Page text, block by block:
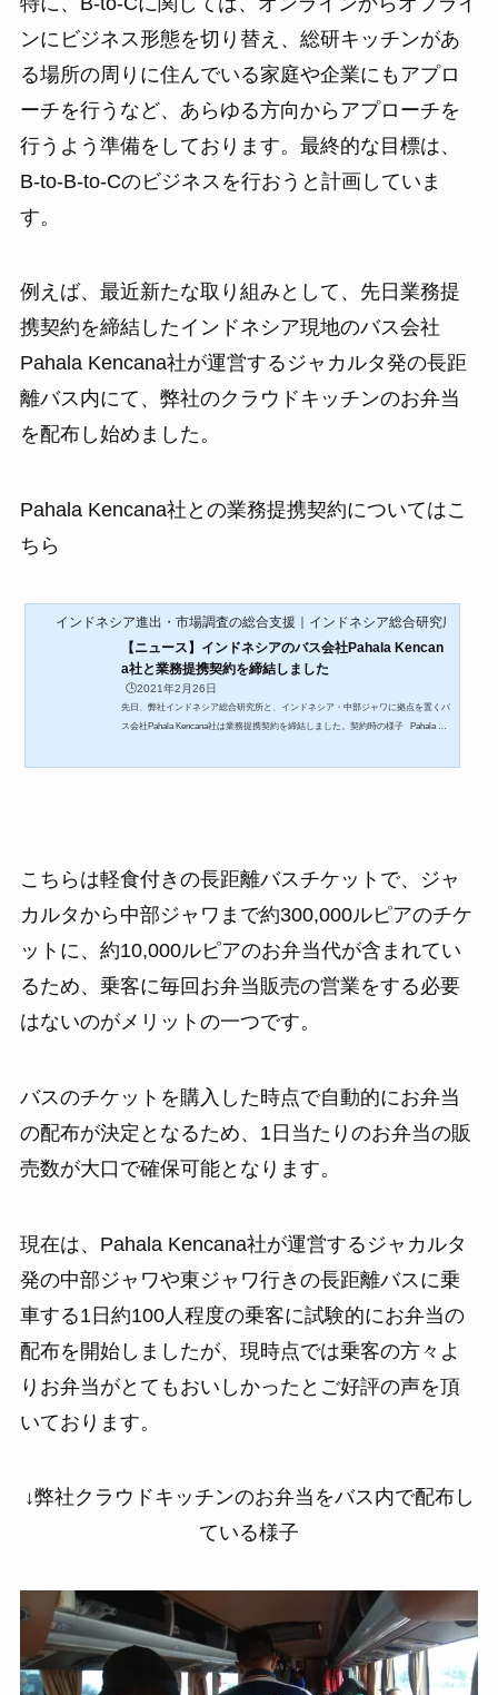
ンにビジネス形態を切り替え、総研キッチンがあ
る場所の周りに住んでいる家庭や企業にもアプロ
ーチを行うなど、あらゆる方向からアプローチを
行うよう準備をしております。最終的な目標は、
B-to-B-to-Cのビジネスを行おうと計画していま
す。
例えば、最近新たな取り組みとして、先日業務提
携契約を締結したインドネシア現地のバス会社
Pahala Kencana社が運営するジャカルタ発の長距
離バス内にて、弊社のクラウドキッチンのお弁当
を配布し始めました。
Pahala Kencana社との業務提携契約についてはこ
ちら
インドネシア進出・市場調査の総合支援｜インドネシア総合研究所
【ニュース】インドネシアのバス会社Pahala Kencan
a社と業務提携契約を締結しました
🕒️2021年2月26日
先日、弊社インドネシア総合研究所と、インドネシア・中部ジャワに拠点を置くバ
ス会社Pahala Kencana社は業務提携契約を締結しました。契約時の様子 Pahala Ke
こちらは軽食付きの長距離バスチケットで、ジャ
カルタから中部ジャワまで約300,000ルピアのチケ
ットに、約10,000ルピアのお弁当代が含まれてい
るため、乗客に毎回お弁当販売の営業をする必要
はないのがメリットの一つです。
バスのチケットを購入した時点で自動的にお弁当
の配布が決定となるため、1日当たりのお弁当の販
売数が大口で確保可能となります。
現在は、Pahala Kencana社が運営するジャカルタ
発の中部ジャワや東ジャワ行きの長距離バスに乗
車する1日約100人程度の乗客に試験的にお弁当の
配布を開始しましたが、現時点では乗客の方々よ
りお弁当がとてもおいしかったとご好評の声を頂
いております。
↓弊社クラウドキッチンのお弁当をバス内で配布し
ている様子